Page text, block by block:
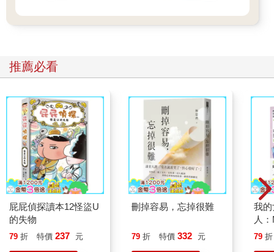
好的人，但同時卻也不斷與好的事物相遇」。
不該，只有自己怎麼看待。偶爾的抱怨可以看作是一種情緒的宣
洩，但常態性地怨天尤人只是對自己的一種消耗。
就因為有好事的發生，所以才會肯定壞事的存在；但也因為有壞
的，所以才讓原來的好得以被感謝著。
不嚴肅地看待壞事，是因為知道其實有更多的好事。若能這樣
想，壞事也會過去得快一點。
把「記憶起好事」看成是一種可以培養的能力，不視去想著希望
事情都只有好的，而是覺得一切總會變好。
不只是讓好事發生，也讓發生的事能夠變好。
好好說再見，再見時要好好的
推薦必看
屁屁偵探讀本12怪盜U
的失物
79 折 特價 237 元
刪掉容易，忘掉很難
79 折 特價 332 元
我
人
79 折